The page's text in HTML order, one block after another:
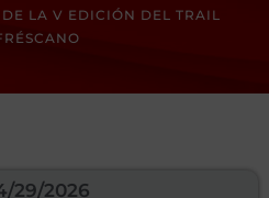
LA V EDICIÓN DEL TRAIL
29/2026